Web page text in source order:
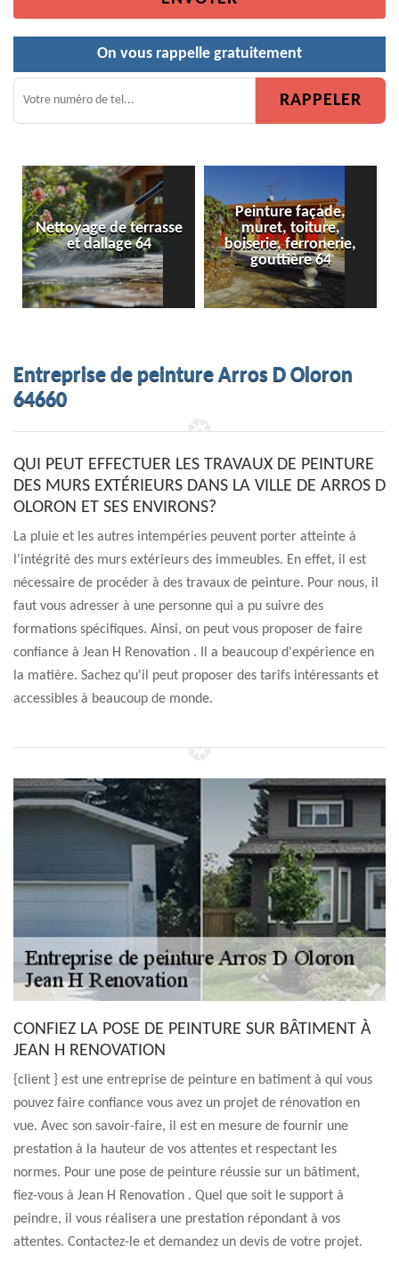
On vous rappelle gratuitement
Peinture façade,
muret, toiture,
boiserie, ferronerie,
gouttière 64
Peinture de clôture
Entreprise de peinture Arros D Oloron
64660
QUI PEUT EFFECTUER LES TRAVAUX DE PEINTURE
DES MURS EXTÉRIEURS DANS LA VILLE DE ARROS D
OLORON ET SES ENVIRONS?
La pluie et les autres intempéries peuvent porter atteinte à
l'intégrité des murs extérieurs des immeubles. En effet, il est
nécessaire de procéder à des travaux de peinture. Pour nous, il
faut vous adresser à une personne qui a pu suivre des
formations spécifiques. Ainsi, on peut vous proposer de faire
confiance à Jean H Renovation . Il a beaucoup d'expérience en
la matière. Sachez qu'il peut proposer des tarifs intéressants et
accessibles à beaucoup de monde.
CONFIEZ LA POSE DE PEINTURE SUR BÂTIMENT À
JEAN H RENOVATION
{client } est une entreprise de peinture en batiment à qui vous
pouvez faire confiance vous avez un projet de rénovation en
vue. Avec son savoir-faire, il est en mesure de fournir une
prestation à la hauteur de vos attentes et respectant les
normes. Pour une pose de peinture réussie sur un bâtiment,
fiez-vous à Jean H Renovation . Quel que soit le support à
peindre, il vous réalisera une prestation répondant à vos
attentes. Contactez-le et demandez un devis de votre projet.